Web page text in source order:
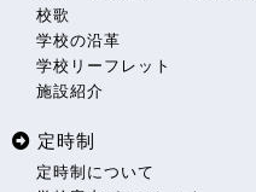
校歌
学校の沿革
学校リーフレット
施設紹介
定時制
定時制について